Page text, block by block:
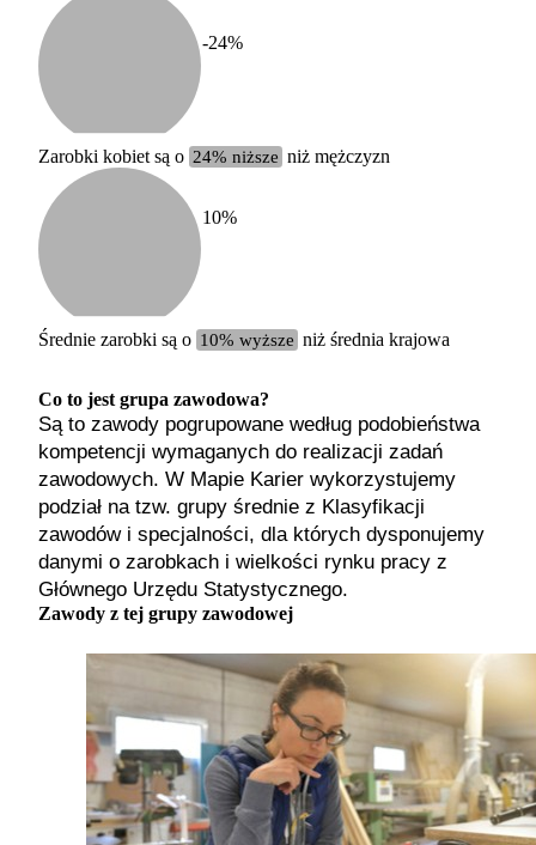
średnie
-24%
Zarobki kobiet są o 24% niższe niż mężczyzn
10%
Średnie zarobki są o 10% wyższe niż średnia krajowa
Co to jest grupa zawodowa?
Są to zawody pogrupowane według podobieństwa
kompetencji wymaganych do realizacji zadań
zawodowych. W Mapie Karier wykorzystujemy
podział na tzw. grupy średnie z Klasyfikacji
zawodów i specjalności, dla których dysponujemy
danymi o zarobkach i wielkości rynku pracy z
Głównego Urzędu Statystycznego.
Zawody z tej grupy zawodowej